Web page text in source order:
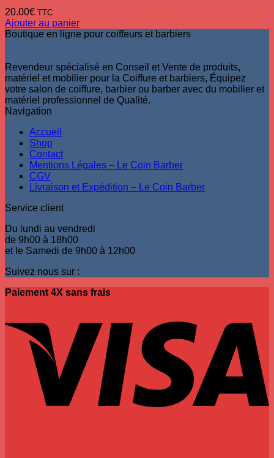
20.00€ TTC
Ajouter au panier
Boutique en ligne pour coiffeurs et barbiers
Revendeur spécialisé en Conseil et Vente de produits,
matériel et mobilier pour la Coiffure et barbiers, Équipez
votre salon de coiffure, barbier ou barber avec du mobilier et
matériel professionnel de Qualité.
Navigation
Accueil
Shop
Contact
Mentions Légales – Le Coin Barber
CGV
Livraison et Expédition – Le Coin Barber
Service client
Du lundi au vendredi
de 9h00 à 18h00
et le Samedi de 9h00 à 12h00
Suivez nous sur :
Paiement 4X sans frais